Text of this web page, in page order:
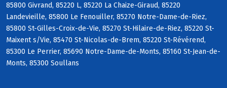
85800 Givrand, 85220 L, 85220 La Chaize-Giraud, 85220
Landevieille, 85800 Le Fenouiller, 85270 Notre-Dame-de-Riez,
85800 St-Gilles-Croix-de-Vie, 85270 St-Hilaire-de-Riez, 85220 St-
Maixent s/Vie, 85470 St-Nicolas-de-Brem, 85220 St-Révérend,
85300 Le Perrier, 85690 Notre-Dame-de-Monts, 85160 St-Jean-de-
Monts, 85300 Soullans